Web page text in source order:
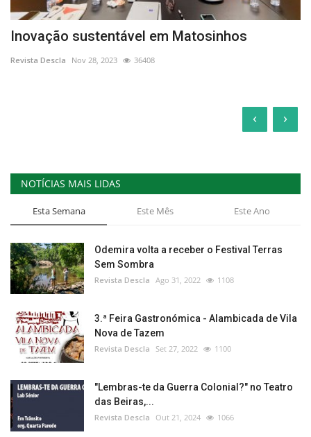
Inovação sustentável em Matosinhos
Revista Descla Nov 28, 2023 36408
‹ ›
NOTÍCIAS MAIS LIDAS
Esta Semana Este Mês Este Ano
Odemira volta a receber o Festival Terras
Sem Sombra
Revista Descla Ago 31, 2022 1108
3.ª Feira Gastronómica - Alambicada de Vila
Nova de Tazem
Revista Descla Set 27, 2022 1100
"Lembras-te da Guerra Colonial?" no Teatro
das Beiras,...
Revista Descla Out 21, 2024 1066